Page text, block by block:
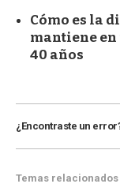
Cómo es la
mantiene en
40 años
¿Encontraste un
Temas relacionados